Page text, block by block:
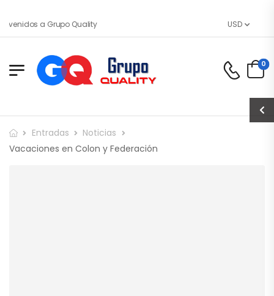
a Grupo Quality USD
0
Entradas
Noticias
Vacaciones en Colon y Federación